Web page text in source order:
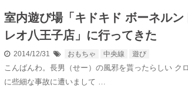
室内遊び場「キドキド ボーネル
レオ八王子店」に行ってきた
2014/12/31 おもちゃ 中央線 遊び
こんばんわ。長男（せー）の風邪を貰ったらしい ク
に些細な事故に遭いまして …